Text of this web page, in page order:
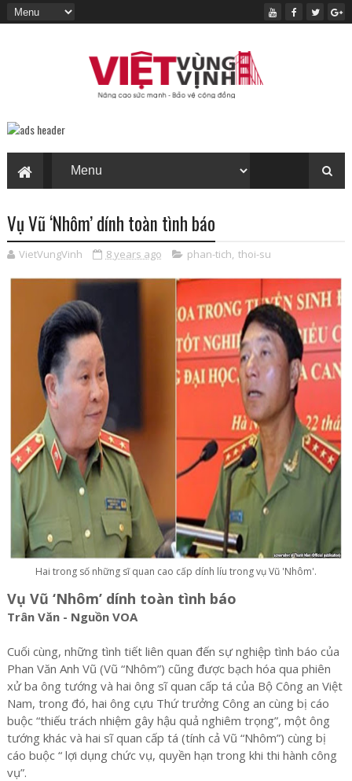
Vụ Vũ ‘Nhôm’ dính toàn tình báo
VietVungVinh 8 years ago phan-tich, thoi-su
Hai trong số những sĩ quan cao cấp dính líu trong vụ Vũ 'Nhôm'.
Vụ Vũ ‘Nhôm’ dính toàn tình báo
Trân Văn - Nguồn VOA
Cuối cùng, những tình tiết liên quan đến sự nghiệp tình báo của
Phan Văn Anh Vũ (Vũ “Nhôm”) cũng được bạch hóa qua phiên
xử ba ông tướng và hai ông sĩ quan cấp tá của Bộ Công an Việt
Nam, trong đó, hai ông cựu Thứ trưởng Công an cùng bị cáo
buộc “thiếu trách nhiệm gây hậu quả nghiêm trọng”, một ông
tướng khác và hai sĩ quan cấp tá (tính cả Vũ “Nhôm”) cùng bị
cáo buộc “ lợi dụng chức vụ, quyền hạn trong khi thi hành công
vụ”.